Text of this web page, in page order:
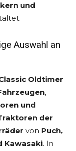
und
Auswahl an
Oldtimer
,
und
der
von Puch,
Kawasaki. In